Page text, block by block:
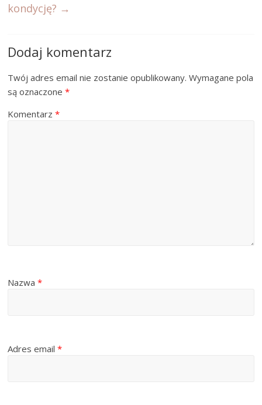
kondycję? →
Dodaj komentarz
Twój adres email nie zostanie opublikowany. Wymagane pola
są oznaczone*
Komentarz*
Nazwa*
Adres email*